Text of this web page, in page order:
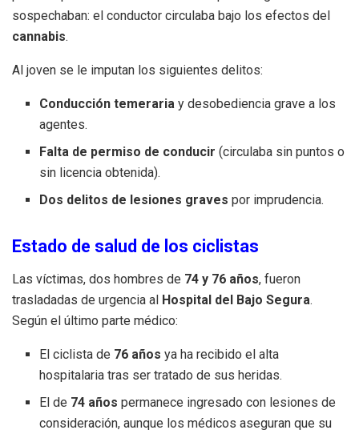
sospechaban: el conductor circulaba bajo los efectos del
cannabis.
Al joven se le imputan los siguientes delitos:
Conducción temeraria y desobediencia grave a los
agentes.
Falta de permiso de conducir (circulaba sin puntos o
sin licencia obtenida).
Dos delitos de lesiones graves por imprudencia.
Estado de salud de los ciclistas
Las víctimas, dos hombres de 74 y 76 años, fueron
trasladadas de urgencia al Hospital del Bajo Segura.
Según el último parte médico:
El ciclista de 76 años ya ha recibido el alta
hospitalaria tras ser tratado de sus heridas.
El de 74 años permanece ingresado con lesiones de
consideración, aunque los médicos aseguran que su